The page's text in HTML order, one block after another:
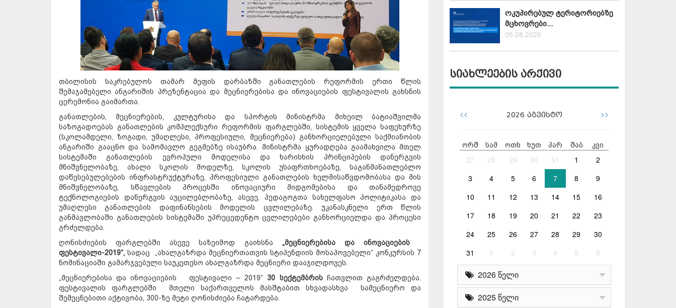
თბილისის საკრებულოს თამარ მეფის დარბაზში განათლების რეფორმის ერთი წლის
შემაჯამებელი ანგარიშის პრეზენტაცია და მეცნიერებისა და ინოვაციების ფესტივალის გახსნის
ცერემონია გაიმართა.
განათლების, მეცნიერების, კულტურისა და სპორტის მინისტრმა მიხეილ ბატიაშვილმა
საზოგადოებას განათლების კომპლექსური რეფორმის ფარგლებში, სისტემის ყველა საფეხურზე
(სკოლამდელი, ზოგადი, უმაღლესი, პროფესიული, მეცნიერება) განხორციელებული საქმიანობის
ანგარიში გააცნო და სამომავლო გეგმებზე ისაუბრა. მინისტრმა ყურადღება გაამახვილა მთელ
სისტემაში განათლების ევროპული მოდელისა და ხარისხის პრინციპების დანერგვის
მნიშვნელობაზე, ახალი სკოლის მოდელზე, სკოლის უსაფრთხოებაზე, საგანმანათლებლო
დაწესებულებების ინფრასტრუქტურაზე, პროფესიული განათლების ხელმისაწვდომობასა და მის
მნიშვნელობაზე, სწავლების პროცესში ინოვაციური მიდგომებისა და თანამედროვე
ტექნოლოგიების დანერგვის აუცილებლობაზე, ასევე, პედაგოგთა სახელფასო პოლიტიკასა და
უმაღლესი განათლების დაფინანსების მოდელის ცვლილებაზე. უკანასკნელი ერთ წლის
განმავლობაში განათლების სისტემაში უპრეცედენტო ცვლილებები განხორციელდა და პროცესი
გრძელდება.
ღონისძიების ფარგლებში ასევე საზეიმოდ გაიხსნა „მეცნიერებისა და ინოვაციების
ფესტივალი-2019“, სადაც „ახალგაზრდა მეცნიერთათვის სტიპენდიის მოსაპოვებელი“ კონკურსის 7
ნომინაციაში გამარჯვებული საუკეთესო ახალგაზრდა მეცნიერი დააჯილდოვეს.
„მეცნიერებისა და ინოვაციების ფესტივალი – 2019“ 30 სექტემბრის ჩათვლით გაგრძელდება.
ფესტივალის ფარგლებში მთელი საქართველოს მასშტაბით სხვადასხვა სამეცნიერო და
შემეცნებითი აქტივობა, 300-ზე მეტი ღონისძიება ჩატარდება.
ოკუპირებულ ტერიტორიებზე
მცხოვრები...
05.08.2026
სიახლეების არქივი
<< 2026 აგვისტო >>
ორშ სამ ოთხ ხუთ პარ შაბ კვი
27 28 29 30 31 1
2
3
4 5 6 7 8
9
10
11 12 13 14 15
16
17
18 19 20 21 22
23
24
25 26 27 28 29
30
31
1 2 3 4 5 6
2026 წელი
2025 წელი